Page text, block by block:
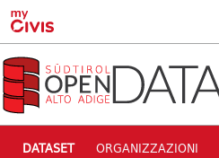
Skip to main content
DATASET ORGANIZZAZIONI